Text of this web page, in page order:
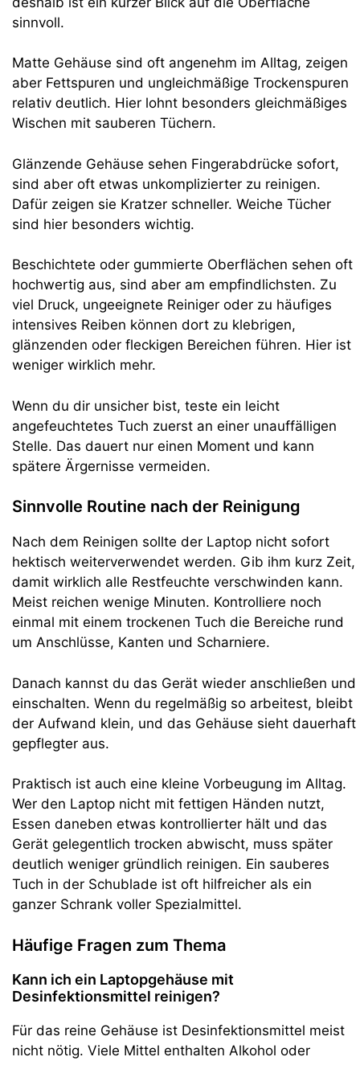
sinnvoll.
Matte Gehäuse sind oft angenehm im Alltag, zeigen
aber Fettspuren und ungleichmäßige Trockenspuren
relativ deutlich. Hier lohnt besonders gleichmäßiges
Wischen mit sauberen Tüchern.
Glänzende Gehäuse sehen Fingerabdrücke sofort,
sind aber oft etwas unkomplizierter zu reinigen.
Dafür zeigen sie Kratzer schneller. Weiche Tücher
sind hier besonders wichtig.
Beschichtete oder gummierte Oberflächen sehen oft
hochwertig aus, sind aber am empfindlichsten. Zu
viel Druck, ungeeignete Reiniger oder zu häufiges
intensives Reiben können dort zu klebrigen,
glänzenden oder fleckigen Bereichen führen. Hier ist
weniger wirklich mehr.
Wenn du dir unsicher bist, teste ein leicht
angefeuchtetes Tuch zuerst an einer unauffälligen
Stelle. Das dauert nur einen Moment und kann
spätere Ärgernisse vermeiden.
Sinnvolle Routine nach der Reinigung
Nach dem Reinigen sollte der Laptop nicht sofort
hektisch weiterverwendet werden. Gib ihm kurz Zeit,
damit wirklich alle Restfeuchte verschwinden kann.
Meist reichen wenige Minuten. Kontrolliere noch
einmal mit einem trockenen Tuch die Bereiche rund
um Anschlüsse, Kanten und Scharniere.
Danach kannst du das Gerät wieder anschließen und
einschalten. Wenn du regelmäßig so arbeitest, bleibt
der Aufwand klein, und das Gehäuse sieht dauerhaft
gepflegter aus.
Praktisch ist auch eine kleine Vorbeugung im Alltag.
Wer den Laptop nicht mit fettigen Händen nutzt,
Essen daneben etwas kontrollierter hält und das
Gerät gelegentlich trocken abwischt, muss später
deutlich weniger gründlich reinigen. Ein sauberes
Tuch in der Schublade ist oft hilfreicher als ein
ganzer Schrank voller Spezialmittel.
Häufige Fragen zum Thema
Kann ich ein Laptopgehäuse mit
Desinfektionsmittel reinigen?
Für das reine Gehäuse ist Desinfektionsmittel meist
nicht nötig. Viele Mittel enthalten Alkohol oder